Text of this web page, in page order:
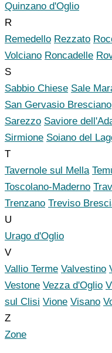
Quinzano d'Oglio
R
Remedello Rezzato
Volciano Roncadelle
S
Sabbio Chiese Sale
San Gervasio Bresciano
Sarezzo Saviore
Sirmione Soiano del
T
Tavernole sul Mella
Toscolano-Maderno
Trenzano Treviso
U
Urago d'Oglio
V
Vallio Terme Valvestino
Vestone Vezza d'Oglio
sul Clisi Vione Visano
Z
Zone